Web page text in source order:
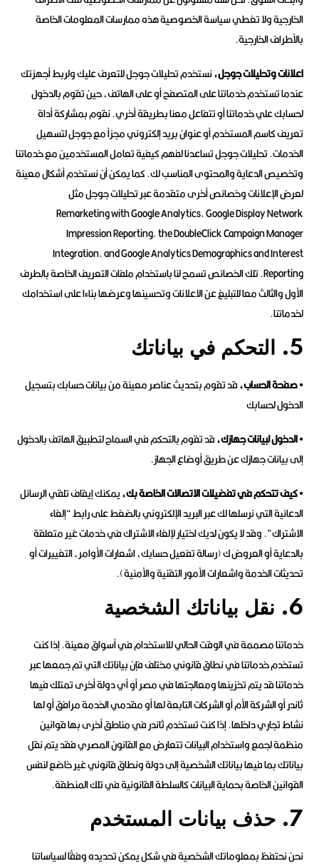
الخارجية ولا تغطي سياسة الخصوصية هذه ممارسات المعلومات الخاصة
بالأطراف الخارجية.
اعلانات وتحليلات جوجل،نستخدم تحليلات جوجل للتعرف عليك ولربط أجهزتك
عندما تستخدم خدماتنا على المتصفح أو على الهاتف، حين تقوم بالدخول
لحسابك علي خدماتنا أو تتفاعل معنا بطريقة أخري. نقوم بمشاركة أداة
تعريف كاسم المستخدم أو عنوان بريد إلكتروني مجزأ مع جوجل لتسهيل
الخدمات. تحليلات جوجل تساعدنا لفهم كيفية تعامل المستخدمين مع خدماتنا
وتخصيص الدعاية والمحتوى المناسب لك. كما يمكن أن نستخدم أشكال معينة
لعرض الإعلانات وخصائص أخرى متقدمة عبر تحليلات جوجل مثل
Remarketing with Google Analytics, Google Display Network
Impression Reporting, the DoubleClick Campaign Manager
Integration, and Google Analytics Demographics and Interest
Reporting. تلك الخصائص تسمح لنا باستخدام ملفات التعريف الخاصة بالطرف
الأول والثالث معا للتبليغ عن الاعلانات وتحسينها وعرضها بناءا على استخدامك
لخدماتنا.
5. التحكم في بياناتك
• صفحة الحساب،قد تقوم بتحديث عناصر معينة من بيانات حسابك بتسجيل
الدخول لحسابك
• الدخول لبيانات جهازك،قد تقوم بالتحكم في السماح لتطبيق الهاتف بالدخول
إلى بيانات جهازك عن طريق أوضاع الجهاز.
• كيف تتحكم في تفضيلات الاتصالات الخاصة بك،يمكنك إيقاف تلقي الرسائل
الدعائية التي نرسلها لك عبر البريد الإلكتروني بالضغط على رابط “إلغاء
الاشتراك”. وقد لا يكون لديك اختيار لإلغاء الاشتراك في خدمات غير متعلقة
بالدعاية أو العروض ك (رسالة تفعيل حسابك، اشعارات الأوامر، التغييرات أو
تحديثات الخدمة واشعارات الأمور التقنية والأمنية).
6. نقل بياناتك الشخصية
خدماتنا مصممة في الوقت الحالي للاستخدام في أسواق معينة. إذا كنت
تستخدم خدماتنا في نطاق قانوني مختلف فإن بياناتك التي تم جمعها عبر
خدماتنا قد يتم تخزينها ومعالجتها في مصر أو أي دولة أخرى تمتلك فيها
ثاندر أو الشركة الأم أو الشركات التابعة لها أو مقدمي الخدمة مرافق أو لها
نشاط تجاري داخلها. إذا كنت تستخدم ثاندر في مناطق أخرى بها قوانين
منظمة لجمع واستخدام البيانات تتعارض مع القانون المصري فقد يتم نقل
بياناتك بما فيها بياناتك الشخصية إلى دولة ونطاق قانوني غير خاضع لنفس
القوانين الخاصة بحماية البيانات كالسلطة القانونية في تلك المنطقة.
7. حذف بيانات المستخدم
نحن نحتفظ بمعلوماتك الشخصية في شكل يمكن تحديده وفقًا لسياساتنا